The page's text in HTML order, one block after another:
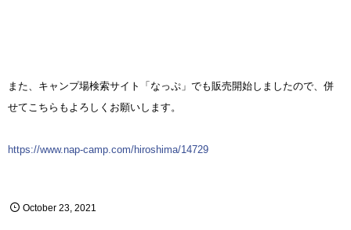
また、キャンプ場検索サイト「なっぷ」でも販売開始しましたので、併
せてこちらもよろしくお願いします。
https://www.nap-camp.com/hiroshima/14729
October 23,2021